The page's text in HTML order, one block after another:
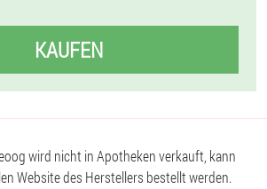
KAUFEN
wird nicht in Apotheken verkauft, kann
Website des Herstellers bestellt werden.